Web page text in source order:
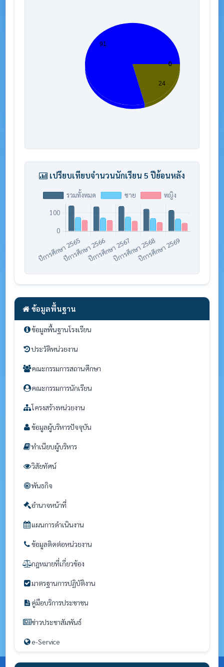
ข้อมูลพื้นฐาน
ข้อมูลพื้นฐานโรงเรียน
ประวัติหน่วยงาน
คณะกรรมการสถานศึกษา
คณะกรรมการนักเรียน
โครงสร้างหน่วยงาน
ข้อมูลผู้บริหารปัจจุบัน
ทำเนียบผู้บริหาร
วิสัยทัศน์
พันธกิจ
อำนาจหน้าที่
แผนการดำเนินงาน
ข้อมูลติดต่อหน่วยงาน
กฎหมายที่เกี่ยวข้อง
มาตรฐานการปฏิบัติงาน
คู่มือบริการประชาชน
ข่าวประชาสัมพันธ์
e-Service
เปรียบเทียบจำนวนนักเรียน 5 ปีย้อนหลัง